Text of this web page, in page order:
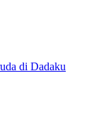
di Dadaku